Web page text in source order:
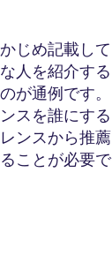
じめ記載して
人を紹介する
が通例です。
スを誰にする
ンスから推薦
ことが必要で